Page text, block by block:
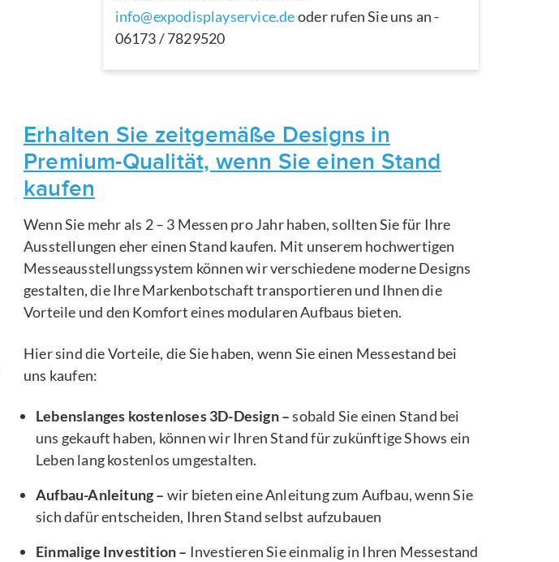
info@expodisplayservice.deoder rufen Sie uns an -
06173 / 7829520
Erhalten Sie zeitgemäße Designs in
Premium-Qualität, wenn Sie einen Stand
kaufen
Wenn Sie mehr als 2 – 3 Messen pro Jahr haben, sollten Sie für Ihre
Ausstellungen eher einen Stand kaufen. Mit unserem hochwertigen
Messeausstellungssystem können wir verschiedene moderne Designs
gestalten, die Ihre Markenbotschaft transportieren und Ihnen die
Vorteile und den Komfort eines modularen Aufbaus bieten.
Hier sind die Vorteile, die Sie haben, wenn Sie einen Messestand bei
uns kaufen:
Lebenslanges kostenloses 3D-Design –sobald Sie einen Stand bei
uns gekauft haben, können wir Ihren Stand für zukünftige Shows ein
Leben lang kostenlos umgestalten.
Aufbau-Anleitung – wir bieten eine Anleitung zum Aufbau, wenn Sie
sich dafür entscheiden, Ihren Stand selbst aufzubauen
Einmalige Investition – Investieren Sie einmalig in Ihren Messestand